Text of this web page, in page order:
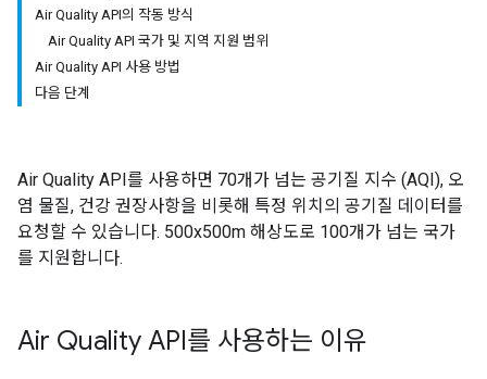
Air Quality API의 작동 방식
Air Quality API 국가 및 지역 지원 범위
Air Quality API 사용 방법
다음 단계
Air Quality API를 사용하면 70개가 넘는 공기질 지수 (AQI), 오
염 물질, 건강 권장사항을 비롯해 특정 위치의 공기질 데이터를
요청할 수 있습니다. 500x500m 해상도로 100개가 넘는 국가
를 지원합니다.
Air Quality API를 사용하는 이유